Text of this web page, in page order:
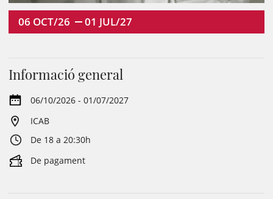
06 OCT/26 01 JUL/27
Informació general
06/10/2026 - 01/07/2027
ICAB
De 18 a 20:30h
De pagament